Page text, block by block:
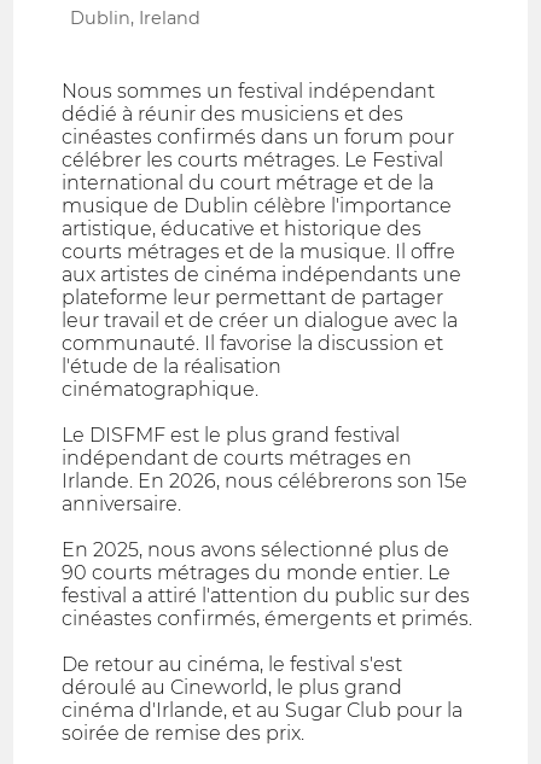
Dublin, Ireland
Nous sommes un festival indépendant
dédié à réunir des musiciens et des
cinéastes confirmés dans un forum pour
célébrer les courts métrages. Le Festival
international du court métrage et de la
musique de Dublin célèbre l'importance
artistique, éducative et historique des
courts métrages et de la musique. Il offre
aux artistes de cinéma indépendants une
plateforme leur permettant de partager
leur travail et de créer un dialogue avec la
communauté. Il favorise la discussion et
l'étude de la réalisation
cinématographique.
Le DISFMF est le plus grand festival
indépendant de courts métrages en
Irlande. En 2026, nous célébrerons son 15e
anniversaire.
En 2025, nous avons sélectionné plus de
90 courts métrages du monde entier. Le
festival a attiré l'attention du public sur des
cinéastes confirmés, émergents et primés.
De retour au cinéma, le festival s'est
déroulé au Cineworld, le plus grand
cinéma d'Irlande, et au Sugar Club pour la
soirée de remise des prix.